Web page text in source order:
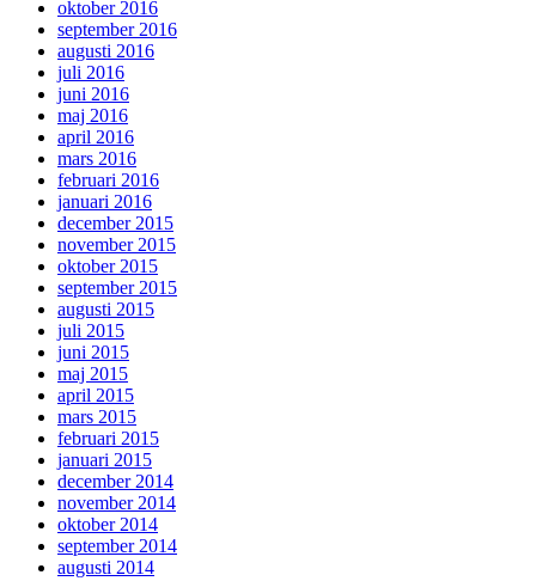
oktober 2016
september 2016
augusti 2016
juli 2016
juni 2016
maj 2016
april 2016
mars 2016
februari 2016
januari 2016
december 2015
november 2015
oktober 2015
september 2015
augusti 2015
juli 2015
juni 2015
maj 2015
april 2015
mars 2015
februari 2015
januari 2015
december 2014
november 2014
oktober 2014
september 2014
augusti 2014